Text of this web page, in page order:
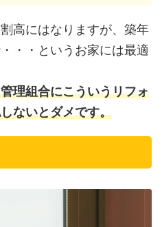
高にはなりますが、築年
・・というお家には最適
理組合にこういうリフォ
ないとダメです。